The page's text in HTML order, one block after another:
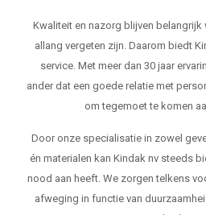
Kwaliteit en nazorg blijven
allang vergeten zijn. Daarom biedt
service. Met meer dan 30 jaar
ander dat een goede relatie met
om tegemoet te komen
Door onze specialisatie in zowel
én materialen kan Kindak nv steeds
nood aan heeft. We zorgen telkens
afweging in functie van